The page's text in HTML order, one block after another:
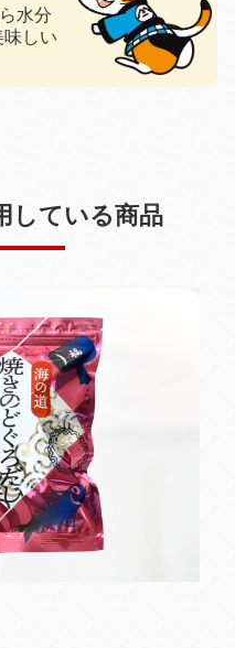
水分
しい
している商品